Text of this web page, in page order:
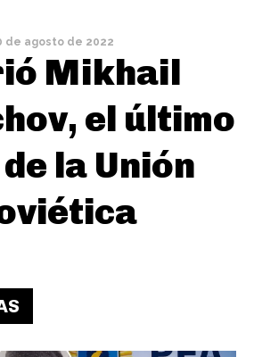
de agosto de 2022
Mikhail
el último
la Unión